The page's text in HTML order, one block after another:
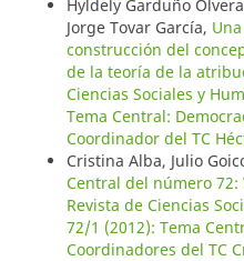
Hyldely Garduño
Jorge Tovar García,
construcción del
de la teoría de la
Ciencias Sociales y
Tema Central:
Coordinador del TC
Cristina Alba, Julio
Central del número 72:
Revista de Ciencias
72/1 (2012): Tema
Coordinadores del TC